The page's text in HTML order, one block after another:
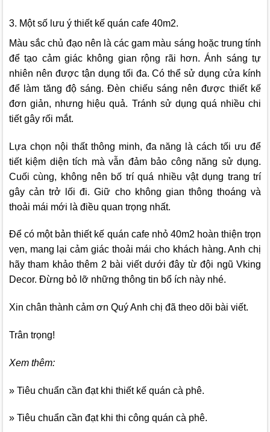
3. Một số lưu ý thiết kế quán cafe 40m2.
Màu sắc chủ đạo nên là các gam màu sáng hoặc trung tính
để tạo cảm giác không gian rộng rãi hơn. Ánh sáng tự
nhiên nên được tận dụng tối đa. Có thể sử dụng cửa kính
để làm tăng độ sáng. Đèn chiếu sáng nên được thiết kế
đơn giản, nhưng hiệu quả. Tránh sử dụng quá nhiều chi
tiết gây rối mắt.
Lựa chọn nội thất thông minh, đa năng là cách tối ưu để
tiết kiệm diện tích mà vẫn đảm bảo công năng sử dụng.
Cuối cùng, không nên bố trí quá nhiều vật dụng trang trí
gây cản trở lối đi. Giữ cho không gian thông thoáng và
thoải mái mới là điều quan trọng nhất.
Để có một bản thiết kế quán cafe nhỏ 40m2 hoàn thiện trọn
vẹn, mang lại cảm giác thoải mái cho khách hàng. Anh chị
hãy tham khảo thêm 2 bài viết dưới đây từ đội ngũ Vking
Decor. Đừng bỏ lỡ những thông tin bổ ích này nhé.
Xin chân thành cảm ơn Quý Anh chị đã theo dõi bài viết.
Trân trọng!
Xem thêm:
» Tiêu chuẩn cần đạt khi thiết kế quán cà phê.
» Tiêu chuẩn cần đạt khi thi công quán cà phê.